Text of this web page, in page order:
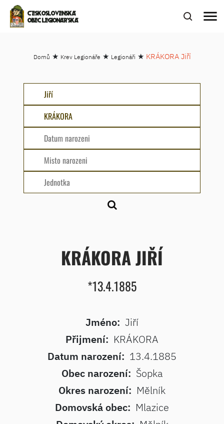
ČESKOSLOVENSKÁ
OBEC LEGIONÁŘSKÁ
menu
Domů ★ Krev Legionáře ★ Legionáři ★ KRÁKORA Jiří
KRÁKORA JIŘÍ
*13.4.1885
Jméno: Jiří
Přijmení: KRÁKORA
Datum narození: 13.4.1885
Obec narození: Šopka
Okres narození: Mělník
Domovská obec: Mlazice